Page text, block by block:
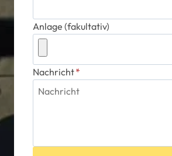
Anlage (fakultativ)
Nachricht*